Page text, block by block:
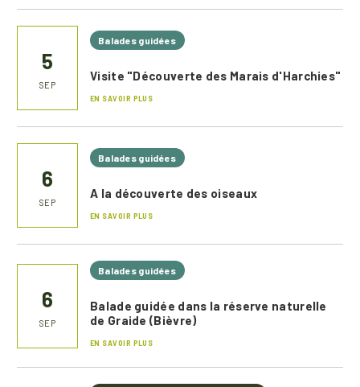
5
SEP
Balades guidées
Visite "Découverte des Marais d'Harchies"
EN SAVOIR PLUS
6
SEP
Balades guidées
A la découverte des oiseaux
EN SAVOIR PLUS
6
SEP
Balades guidées
Balade guidée dans la réserve naturelle
de Graide (Bièvre)
EN SAVOIR PLUS